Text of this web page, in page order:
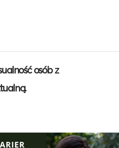
osób z